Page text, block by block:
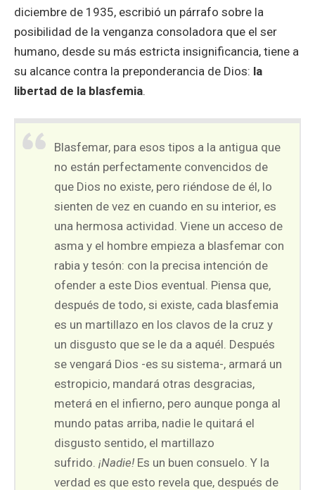
diciembre de 1935, escribió un párrafo sobre la
posibilidad de la venganza consoladora que el ser
humano, desde su más estricta insignificancia, tiene a
su alcance contra la preponderancia de Dios: la
libertad de la blasfemia.
Blasfemar, para esos tipos a la antigua que
no están perfectamente convencidos de
que Dios no existe, pero riéndose de él, lo
sienten de vez en cuando en su interior, es
una hermosa actividad. Viene un acceso de
asma y el hombre empieza a blasfemar con
rabia y tesón: con la precisa intención de
ofender a este Dios eventual. Piensa que,
después de todo, si existe, cada blasfemia
es un martillazo en los clavos de la cruz y
un disgusto que se le da a aquél. Después
se vengará Dios -es su sistema-, armará un
estropicio, mandará otras desgracias,
meterá en el infierno, pero aunque ponga al
mundo patas arriba, nadie le quitará el
disgusto sentido, el martillazo
sufrido. ¡Nadie! Es un buen consuelo. Y la
verdad es que esto revela que, después de